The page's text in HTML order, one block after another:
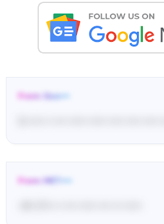
From: Goo•••
G-••••• •• •••• •••••• •••••• ••••• ••••• •••••
From: MET••••